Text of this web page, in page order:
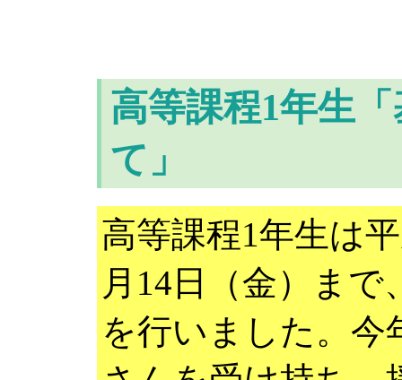
高等課程1年生
て」
高等課程1年生は
月14日（金）ま
を行いました。今